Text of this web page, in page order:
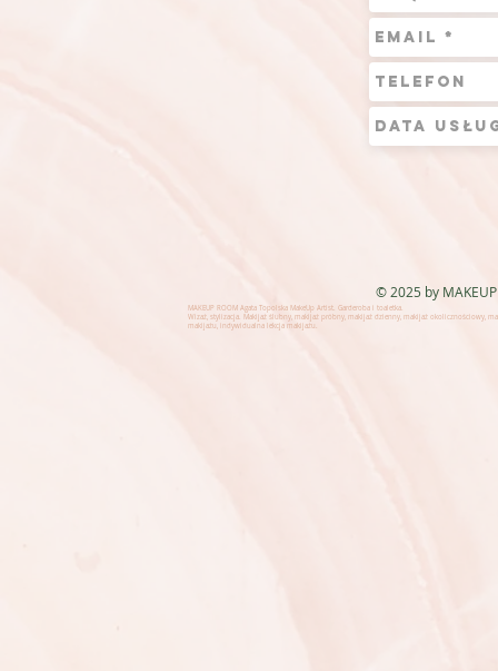
© 2025 by
MAKEUP ROOM Agata Topolska MakeUp Artist. Garderoba i toaletka.
Wizaż, stylizacja. Makijaż ślubny, makijaż próbny, makijaż dzienny, makijaż okolicznościowy,
makijażu, indywidualna lekcja makijażu.